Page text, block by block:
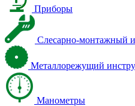
Приборы
Слесарно-монтажный
Металлорежущий
Манометры